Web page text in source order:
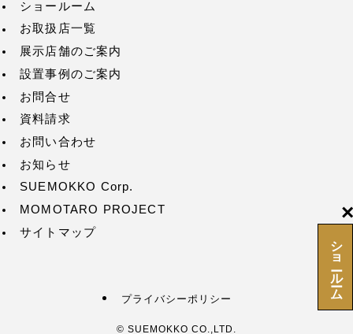
ショールーム
お取扱店一覧
展示店舗のご案内
設置事例のご案内
お問合せ
資料請求
お問い合わせ
お知らせ
SUEMOKKO Corp.
MOMOTARO PROJECT
サイトマップ
プライバシーポリシー
© SUEMOKKO CO.,LTD.
ショールーム